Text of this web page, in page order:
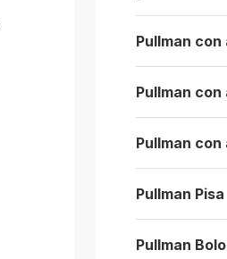
Pullman
Pullman
Pullman
Pullman Pisa
Pullman